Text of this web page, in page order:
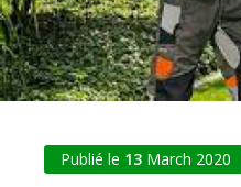
Publié le 13 March 2020